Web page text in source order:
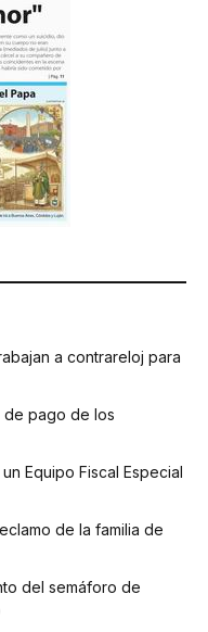
a contrareloj para
de pago de los
Equipo Fiscal Especial
de la familia de
del semáforo de